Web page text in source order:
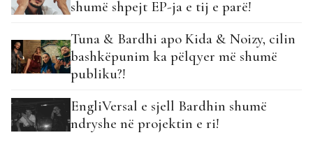
shumë shpejt EP-ja e tij e parë!
Tuna & Bardhi apo Kida & Noizy, cilin
bashkëpunim ka pëlqyer më shumë
publiku?!
EngliVersal e sjell Bardhin shumë
ndryshe në projektin e ri!